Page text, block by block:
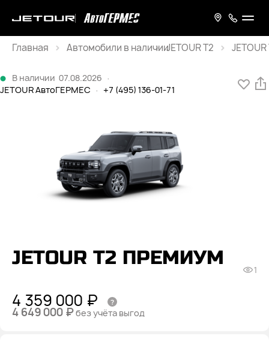
Главная
JETOUR T2
В наличии 07.08.2026 ·
JETOUR АвтоГЕРМЕС · +7 (495) 136-01-71
JETOUR T2 ПРЕМИУМ
1
4 359 000 ₽
4 649 000 ₽без учёта выгод